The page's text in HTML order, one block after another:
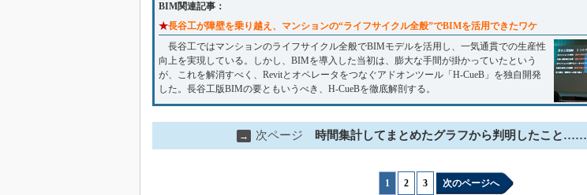
BIM関連記事：
★長谷工が障壁を乗り越え、マンションの“ライフサイクル全般”でBIMを活用できたワケ
長谷工ではマンションのライフサイクル全般でBIMモデルを活用し、一気通貫での生産性
向上を実現している。しかし、BIMを導入した当初は、膨大な手間が掛かっていたという
が、これを解消すべく、Revitとオペレータをつなぐアドオンツール「H-CueB」を独自開発
した。長谷工版BIMの要ともいうべき、H-CueBを徹底解剖する。
→ 次ページ 時間集計してまとめたグラフから判明したこと……
1 2 3 次のページへ